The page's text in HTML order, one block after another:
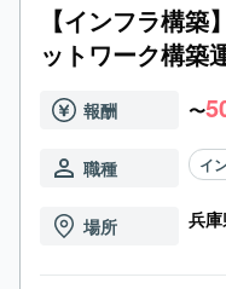
【インフラ構
ットワーク構築
報酬 〜
職種 イ
場所 兵